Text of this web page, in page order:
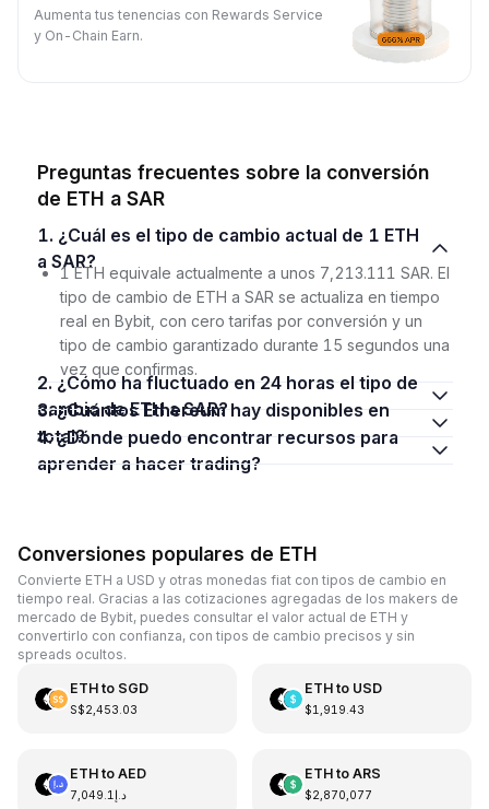
Aumenta tus tenencias con Rewards Service
y On-Chain Earn.
Preguntas frecuentes sobre la conversión
de ETH a SAR
1. ¿Cuál es el tipo de cambio actual de 1 ETH
a SAR?
1 ETH equivale actualmente a unos 7,213.111 SAR. El
tipo de cambio de ETH a SAR se actualiza en tiempo
real en Bybit, con cero tarifas por conversión y un
tipo de cambio garantizado durante 15 segundos una
vez que confirmas.
2. ¿Cómo ha fluctuado en 24 horas el tipo de
cambio de ETH a SAR?
3. ¿Cuántos Ethereum hay disponibles en
total?
4. ¿Dónde puedo encontrar recursos para
aprender a hacer trading?
Conversiones populares de ETH
Convierte ETH a USD y otras monedas fiat con tipos de cambio en
tiempo real. Gracias a las cotizaciones agregadas de los makers de
mercado de Bybit, puedes consultar el valor actual de ETH y
convertirlo con confianza, con tipos de cambio precisos y sin
spreads ocultos.
ETHto SGD
S$2,453.03
ETHto USD
$1,919.43
ETHto AED
د.إ7,049.1
ETHto ARS
$2,870,077